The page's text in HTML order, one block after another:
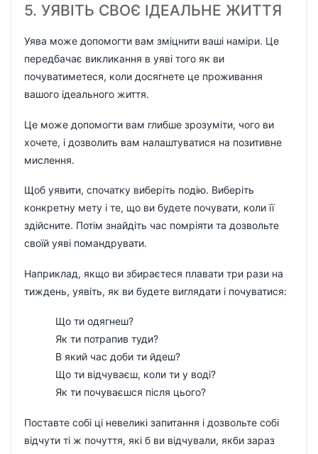
5. УЯВІТЬ СВОЄ ІДЕАЛЬНЕ ЖИТТЯ
Уява може допомогти вам зміцнити ваші наміри. Це
передбачає викликання в уяві того як ви
почуватиметеся, коли досягнете це проживання
вашого ідеального життя.
Це може допомогти вам глибше зрозуміти, чого ви
хочете, і дозволить вам налаштуватися на позитивне
мислення.
Щоб уявити, спочатку виберіть подію. Виберіть
конкретну мету і те, що ви будете почувати, коли її
здійсните. Потім знайдіть час помріяти та дозвольте
своїй уяві помандрувати.
Наприклад, якщо ви збираєтеся плавати три рази на
тиждень, уявіть, як ви будете виглядати і почуватися:
Що ти одягнеш?
Як ти потрапив туди?
В який час доби ти йдеш?
Що ти відчуваєш, коли ти у воді?
Як ти почуваєшся після цього?
Поставте собі ці невеликі запитання і дозвольте собі
відчути ті ж почуття, які б ви відчували, якби зараз